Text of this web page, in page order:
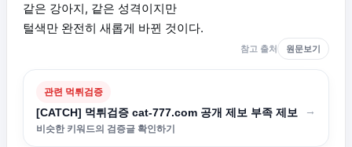
같은 강아지, 같은 성격이지만
털색만 완전히 새롭게 바뀐 것이다.
참고 출처 원문보기
관련 먹튀검증
[CATCH] 먹튀검증 cat-777.com 공개 제보 부족 제보
비슷한 키워드의 검증글 확인하기
→